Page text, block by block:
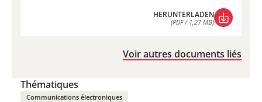
HERUNTERLADEN
(PDF / 1,27 MB)
Voir autres documents liés
Thématiques
Communications électroniques